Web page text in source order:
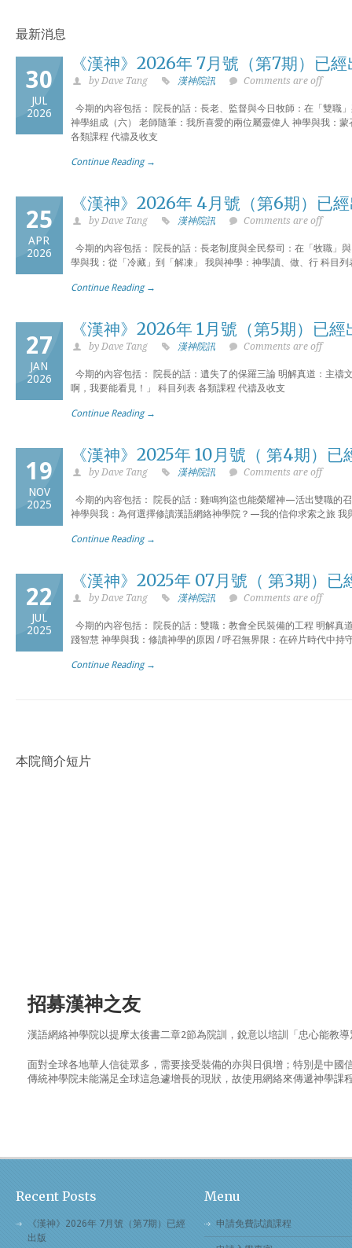
最新消息
30
JUL
2026
《漢神》2026年 7月號（第7期）已
by Dave Tang 漢神院訊 Comments are off
今期的內容包括： 院長的話：長老、監督與今日牧師：在「雙職
神學組成（六） 老師隨筆：我所喜愛的兩位屬靈偉人 神學與我：
各類課程 代禱及收支
Continue Reading →
25
APR
2026
《漢神》2026年 4月號（第6期）已
by Dave Tang 漢神院訊 Comments are off
今期的內容包括： 院長的話：長老制度與全民祭司：在「牧職」
學與我：從「冷藏」到「解凍」 我與神學：神學讀、做、行 科目
Continue Reading →
27
JAN
2026
《漢神》2026年 1月號（第5期）已經
by Dave Tang 漢神院訊 Comments are off
今期的內容包括： 院長的話：遺失了的保羅三論 明解真道：主
啊，我要能看見！」 科目列表 各類課程 代禱及收支
Continue Reading →
19
NOV
2025
《漢神》2025年 10月號（ 第4期）已
by Dave Tang 漢神院訊 Comments are off
今期的內容包括： 院長的話：雞鳴狗盜也能榮耀神—活出雙職的
神學與我：為何選擇修讀漢語網絡神學院？—我的信仰求索之旅
Continue Reading →
22
JUL
2025
《漢神》2025年 07月號（ 第3期）已
by Dave Tang 漢神院訊 Comments are off
今期的內容包括： 院長的話：雙職：教會全民裝備的工程 明解
踐智慧 神學與我：修讀神學的原因 / 呼召無界限：在碎片時代中持
Continue Reading →
本院簡介短片
招募漢神之友
漢語網絡神學院以提摩太後書二章2節為院訓，銳意以培訓「忠心能教
面對全球各地華人信徒眾多，需要接受裝備的亦與日俱增；特別是中國
傳統神學院未能滿足全球這急遽增長的現狀，故使用網絡來傳遞神學課
Recent Posts
《漢神》2026年 7月號（第7期）已經
出版
Menu
申請免費試讀課程